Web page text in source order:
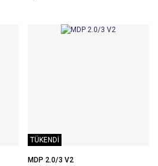
TÜKENDİ
MDP 2.0/3 V2